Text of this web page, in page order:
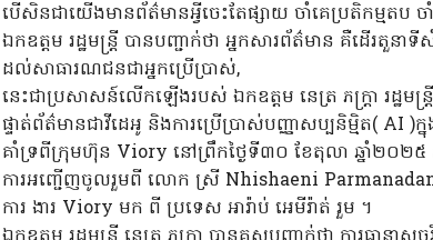
បើសិនជាយើងមានព័ត៌មានអ្វីចេះតែផ្សាយ ចាំគេប្រតិកម្មត
ឯកឧត្តម រដ្ឋមន្ត្រី បានបញ្ជាក់ថា អ្នកសារព័ត៌មាន គឺដើរតួ
ដល់សាធារណជនជាអ្នកប្រើប្រាស់,
នេះជាប្រសាសន៍លើកឡើងរបស់ ឯកឧត្តម នេត្រ ភក្ត្រា រដ្ឋម
ផ្ទាត់ព័ត៌មានជាវីដេអូ និងការប្រើប្រាស់បញ្ញាសប្បនិម្មិត(
គាំទ្រពីក្រុមហ៊ុន Viory នៅព្រឹកថ្ងៃទី៣០ ខែតុលា ឆ្នាំ២០២
ការអញ្ជើញចូលរួមពី លោក ស្រី Nhishaeni
ការ ងារ Viory មក ពី ប្រទេស អារ៉ាប់ អេមីរ៉ាត់ រួម ។